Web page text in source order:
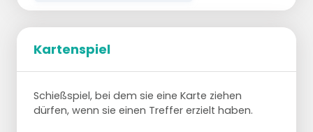
Kartenspiel
Schießspiel, bei dem sie eine Karte ziehen
dürfen, wenn sie einen Treffer erzielt haben.